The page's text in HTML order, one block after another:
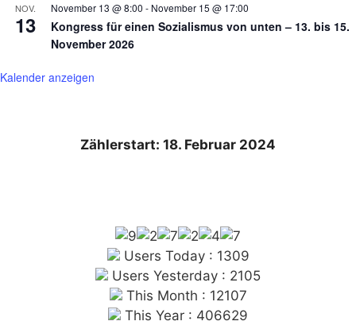
NOV.
13
November 13 @ 8:00 - November 15 @ 17:00
Kongress für einen Sozialismus von unten – 13. bis 15.
November 2026
Kalender anzeigen
Zählerstart: 18. Februar 2024
Users Today : 1309
Users Yesterday : 2105
This Month : 12107
This Year : 406629